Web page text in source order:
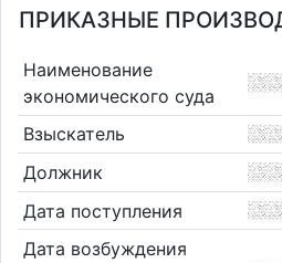
ПРИКАЗНЫЕ
Наименование
экономического суда
Взыскатель
Должник
Дата поступления
Дата возбуждения